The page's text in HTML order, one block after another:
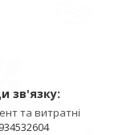
та витратні